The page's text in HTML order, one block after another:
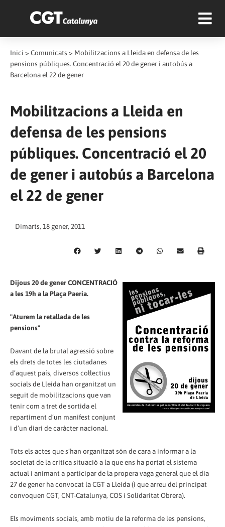
Inici > Comunicats > Mobilitzacions a Lleida en defensa de les
pensions públiques. Concentració el 20 de gener i autobús a
Barcelona el 22 de gener
Mobilitzacions a Lleida en
defensa de les pensions
públiques. Concentració el 20
de gener i autobús a Barcelona
el 22 de gener
Dimarts, 18 gener, 2011
Dijous 20 de gener CONCENTRACIÓ
a les 19h a la Plaça Paeria.
"Aturem la retallada de les
pensions"
Davant de la brutal agressió sobre
els drets de totes les ciutadanes
d’aquest país, diversos col·lectius
socials de Lleida han organitzat un
seguit de mobilitzacions que van
tenir com a tret de sortida el
repartiment d’un manifest conjunt
i d’un diari de caràcter nacional.
Tots els actes que s’han organitzat són de cara a informar a la
societat de la crítica situació a la que ens ha portat el sistema
actual i animant a participar de la propera vaga general que el dia
27 de gener ha convocat la CGT a Lleida (i que arreu del principat
convoquen CGT, CNT-Catalunya, COS i Solidaritat Obrera).
Els moviments socials, amb motiu de la reforma de les pensions,